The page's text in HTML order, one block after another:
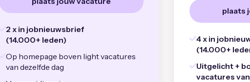
2 x in jobnieuwsbrief
(14.000+ leden)
Op homepage boven light vacatures
van dezelfde dag
plaats
4 x in
(14.000+
Uitgelicht +
vacatures